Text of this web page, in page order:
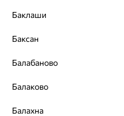
Баклаши
Баксан
Балабаново
Балаково
Балахна